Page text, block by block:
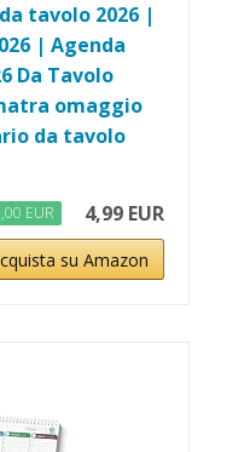
tavolo 2026 |
| Agenda
Da Tavolo
omaggio
da tavolo
EUR 4,99 EUR
su Amazon